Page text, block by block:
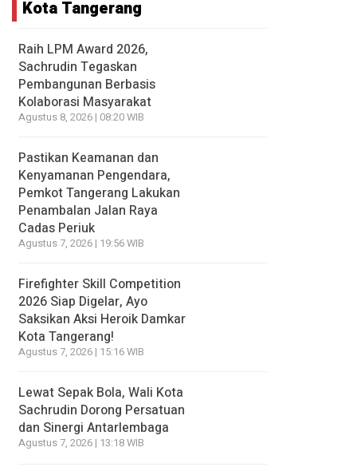
Kota Tangerang
Raih LPM Award 2026,
Sachrudin Tegaskan
Pembangunan Berbasis
Kolaborasi Masyarakat
Agustus 8, 2026 | 08:20 WIB
Pastikan Keamanan dan
Kenyamanan Pengendara,
Pemkot Tangerang Lakukan
Penambalan Jalan Raya
Cadas Periuk
Agustus 7, 2026 | 19:56 WIB
Firefighter Skill Competition
2026 Siap Digelar, Ayo
Saksikan Aksi Heroik Damkar
Kota Tangerang!
Agustus 7, 2026 | 15:16 WIB
Lewat Sepak Bola, Wali Kota
Sachrudin Dorong Persatuan
dan Sinergi Antarlembaga
Agustus 7, 2026 | 13:18 WIB